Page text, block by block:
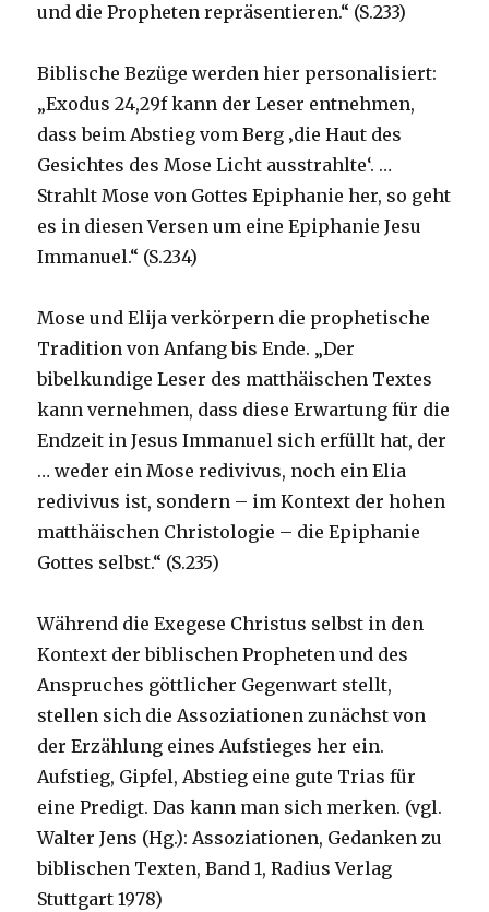
und die Propheten repräsentieren.“ (S.233)
Biblische Bezüge werden hier personalisiert:
„Exodus 24,29f kann der Leser entnehmen,
dass beim Abstieg vom Berg ‚die Haut des
Gesichtes des Mose Licht ausstrahlte‘. …
Strahlt Mose von Gottes Epiphanie her, so geht
es in diesen Versen um eine Epiphanie Jesu
Immanuel.“ (S.234)
Mose und Elija verkörpern die prophetische
Tradition von Anfang bis Ende. „Der
bibelkundige Leser des matthäischen Textes
kann vernehmen, dass diese Erwartung für die
Endzeit in Jesus Immanuel sich erfüllt hat, der
… weder ein Mose redivivus, noch ein Elia
redivivus ist, sondern – im Kontext der hohen
matthäischen Christologie – die Epiphanie
Gottes selbst.“ (S.235)
Während die Exegese Christus selbst in den
Kontext der biblischen Propheten und des
Anspruches göttlicher Gegenwart stellt,
stellen sich die Assoziationen zunächst von
der Erzählung eines Aufstieges her ein.
Aufstieg, Gipfel, Abstieg eine gute Trias für
eine Predigt. Das kann man sich merken. (vgl.
Walter Jens (Hg.): Assoziationen, Gedanken zu
biblischen Texten, Band 1, Radius Verlag
Stuttgart 1978)